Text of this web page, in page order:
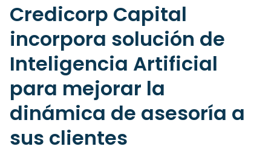
Credicorp Capital
incorpora solución de
Inteligencia Artificial
para mejorar la
dinámica de asesoría a
sus clientes